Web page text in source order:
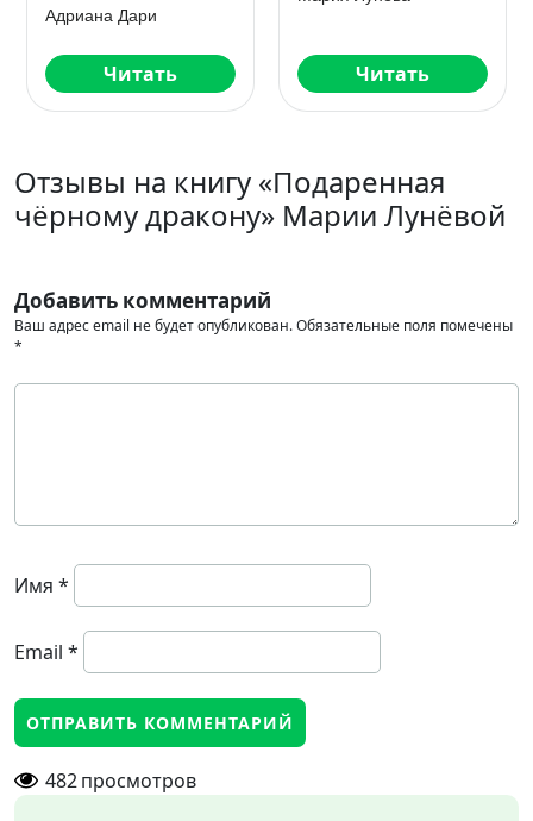
Иллюзия свободы
Адриана Дари
Читать Читать
Отзывы на книгу «Подаренная
чёрному дракону» Марии Лунёвой
Добавить комментарий
Ваш адрес email не будет опубликован.Обязательные поля помечены
*
Имя *
Email *
482просмотров